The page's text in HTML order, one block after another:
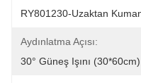
RY801230-Uzaktan
Aydınlatma Açısı:
30° Güneş Işını (30*60cm)